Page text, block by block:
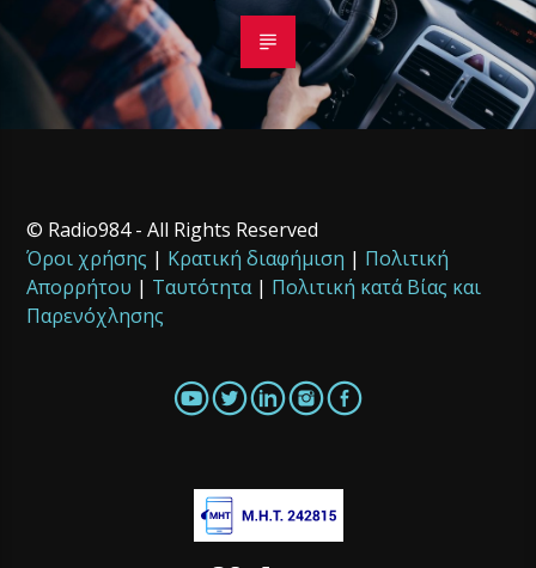
© Radio984 - All Rights Reserved
Όροι χρήσης | Κρατική διαφήμιση | Πολιτική
Απορρήτου | Ταυτότητα| Πολιτική κατά Βίας και
Παρενόχλησης